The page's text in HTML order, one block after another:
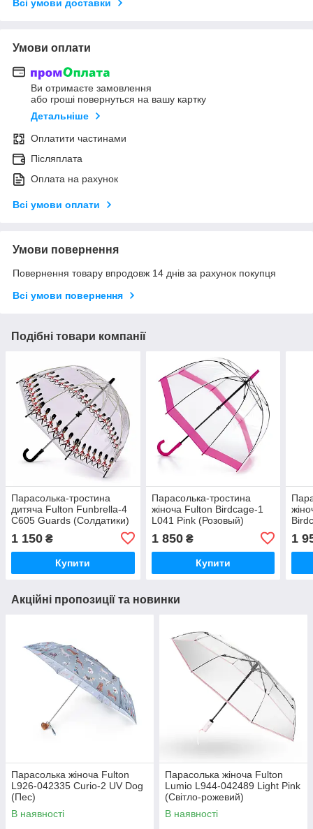
Всі умови доставки
Умови оплати
Ви отримаєте замовлення
або гроші повернуться на вашу картку
Детальніше
Оплатити частинами
Післяплата
Оплата на рахунок
Всі умови оплати
Умови повернення
Повернення товару впродовж 14 днів за рахунок покупця
Всі умови повернення
Подібні товари компанії
Парасолька-тростина
дитяча Fulton Funbrella-4
C605 Guards (Солдатики)
1 150 ₴
Купити
Парасолька-тростина
жіноча Fulton Birdcage-1
L041 Pink (Розовый)
1 850₴
Купити
1
Акційні пропозиції та новинки
Парасолька жіноча Fulton
L926-042335 Curio-2 UV Dog
(Пес)
В наявності
Парасолька жіноча Fulton
Lumio L944-042489 Light Pink
(Світло-рожевий)
В наявності